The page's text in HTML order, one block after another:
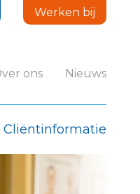
Werken bij
ons Nieuws
Cliëntinformatie